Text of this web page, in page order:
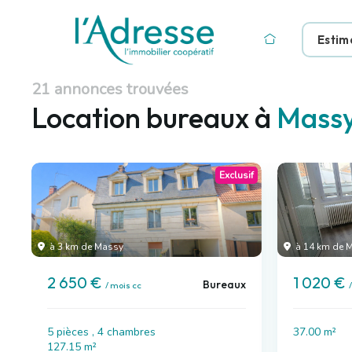
21 annonces trouvées
Location bureaux à
à 3 km de Massy
Exclusif
2 650 € / mois cc Bureaux
5 pièces , 4 chambres
127.15 m²
à 14 km de
1 020 €
37.00 m²